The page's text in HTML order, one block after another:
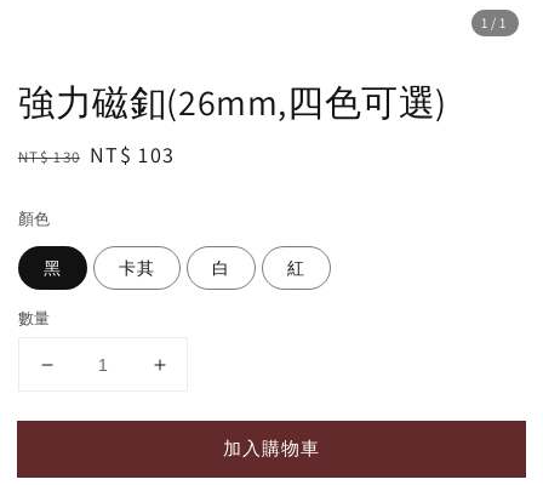
1 /1
強力磁釦(26mm,四色可選)
Regular
NT$ 130 Sale
NT$ 103
顏色
黑 卡其 白 紅
數量
加入購物車